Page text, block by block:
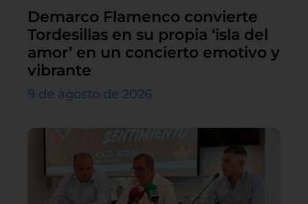
Demarco Flamenco convierte
Tordesillas en su propia ‘isla del
amor’ en un concierto emotivo y
vibrante
9 de agosto de 2026